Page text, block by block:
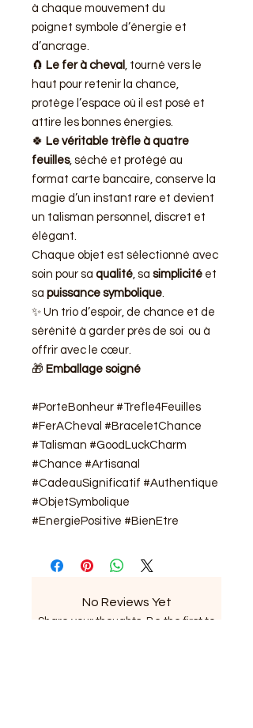
à chaque mouvement du
poignet symbole d’énergie et
d’ancrage.
🧲 Le fer à cheval , tourné vers le
haut pour retenir la chance,
protège l’espace où il est posé et
attire les bonnes énergies.
🍀 Le véritable trèfle à quatre
feuilles, séché et protégé au
format carte bancaire, conserve la
magie d’un instant rare et devient
un talisman personnel, discret et
élégant.
Chaque objet est sélectionné avec
soin pour sa qualité, sa simplicité et
sa puissance symbolique.
✨ Un trio d’espoir, de chance et de
sérénité à garder près de soi ou à
offrir avec le cœur.
🎁 Emballage soigné
#PorteBonheur #Trefle4Feuilles
#FerACheval #BraceletChance
#Talisman #GoodLuckCharm
#Chance #Artisanal
#CadeauSignificatif #Authentique
#ObjetSymbolique
#EnergiePositive #BienEtre
No Reviews Yet
Share your thoughts. Be the first to